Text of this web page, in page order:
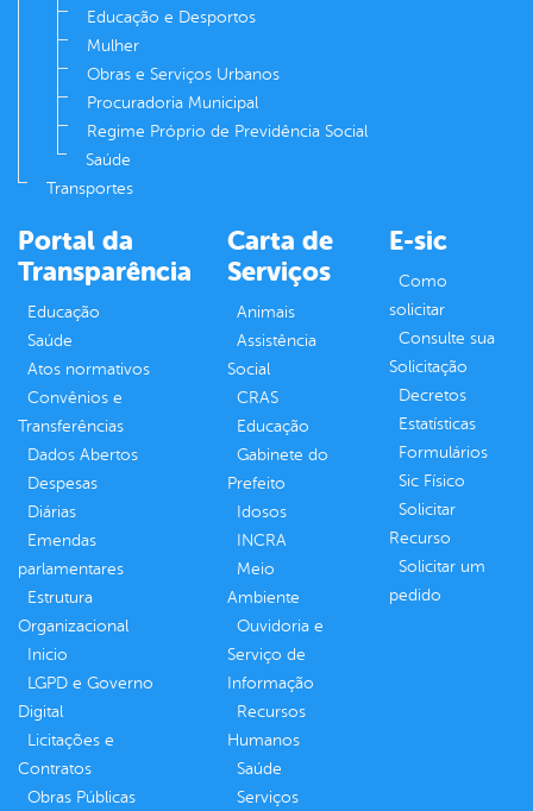
Educação e Desportos
Mulher
Obras e Serviços Urbanos
Procuradoria Municipal
Regime Próprio de Previdência Social
Saúde
Transportes
Portal da
Transparência
Educação
Saúde
Atos normativos
Convênios e
Transferências
Dados Abertos
Despesas
Diárias
Emendas
parlamentares
Estrutura
Organizacional
Inicio
LGPD e Governo
Digital
Licitações e
Contratos
Obras Públicas
Carta de
Serviços
Animais
Assistência
Social
CRAS
Educação
Gabinete do
Prefeito
Idosos
INCRA
Meio
Ambiente
Ouvidoria e
Serviço de
Informação
Recursos
Humanos
Saúde
Serviços
E-sic
Como
solicitar
Consulte sua
Solicitação
Decretos
Estatísticas
Formulários
Sic Físico
Solicitar
Recurso
Solicitar um
pedido